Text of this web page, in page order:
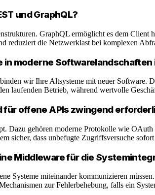
und GraphQL?
GraphQL ermöglicht es dem
reduziert die Netzwerklast bei komplexen
in moderne
wir Ihre Altsysteme mit neuer Software.
laufenden Betrieb, während wertvolle
offene APIs zwingend
Dazu gehören moderne Protokolle wie
sicher, dass unbefugte Zugriffsversuche
Middleware für die
Systeme miteinander kommunizieren
zur Fehlerbehebung, falls ein